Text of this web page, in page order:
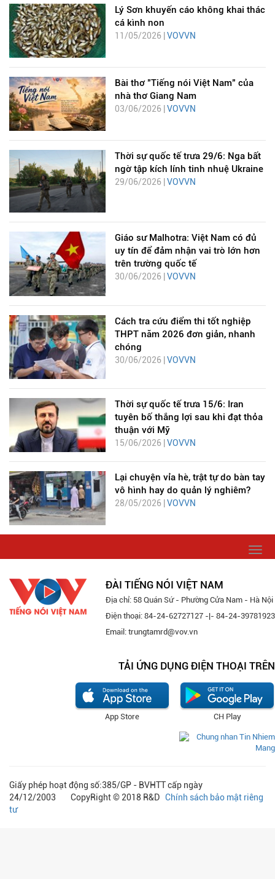
Lý Sơn khuyến cáo không khai thác
cá kình non
11/05/2026 | VOVVN
Bài thơ "Tiếng nói Việt Nam" của
nhà thơ Giang Nam
03/06/2026 | VOVVN
Thời sự quốc tế trưa 29/6: Nga bất
ngờ tập kích lính tinh nhuệ Ukraine
29/06/2026 | VOVVN
Giáo sư Malhotra: Việt Nam có đủ
uy tín để đảm nhận vai trò lớn hơn
trên trường quốc tế
30/06/2026 | VOVVN
Cách tra cứu điểm thi tốt nghiệp
THPT năm 2026 đơn giản, nhanh
chóng
30/06/2026 | VOVVN
Thời sự quốc tế trưa 15/6: Iran
tuyên bố thắng lợi sau khi đạt thỏa
thuận với Mỹ
15/06/2026 | VOVVN
Lại chuyện vỉa hè, trật tự do bàn tay
vô hình hay do quản lý nghiêm?
28/05/2026 | VOVVN
ĐÀI TIẾNG NÓI VIỆT NAM
Địa chỉ: 58 Quán Sứ - Phường Cửa Nam - Hà Nội
Điện thoại: 84-24-62727127 -|- 84-24-39781923
Email: trungtamrd@vov.vn
TẢI ỨNG DỤNG ĐIỆN THOẠI TRÊN
CH Play
App Store
Giấy phép hoạt động số:385/GP - BVHTT cấp ngày
24/12/2003 CopyRight © 2018 R&D Chính sách bảo mật riêng
tư